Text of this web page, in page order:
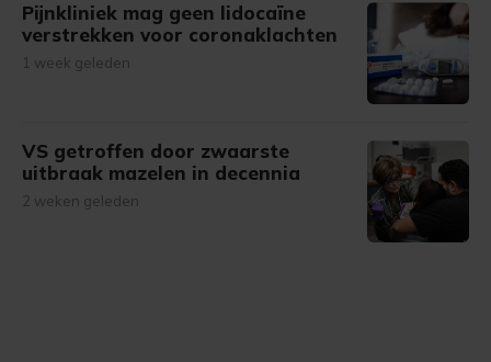
Pijnkliniek mag geen lidocaïne
verstrekken voor coronaklachten
1 week geleden
VS getroffen door zwaarste
uitbraak mazelen in decennia
2 weken geleden